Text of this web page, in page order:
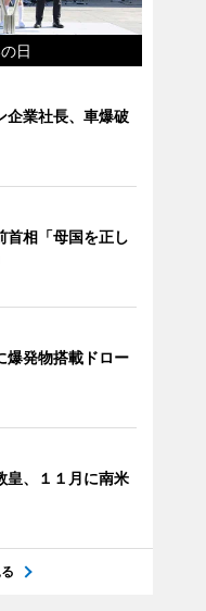
日
企業社長、車爆破
首相「母国を正し
爆発物搭載ドロー
皇、１１月に南米